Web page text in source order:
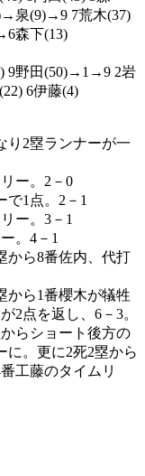
泉(9)→9 7荒木(37)
森下(13)
9野田(50)→1→9 2岩
6伊藤(4)
り2塁ランナーが一
ー。2－0
で1点。2－1
ー。3－1
。4－1
から8番佐内、代打
から1番櫻木が犠牲
2点を返し、6－3。
らショート後方の
に。更に2死2塁から
工藤のタイムリ